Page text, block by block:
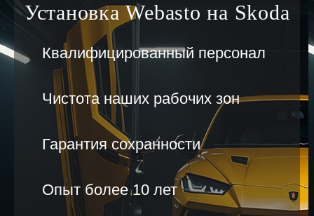
Установка Webasto на Skoda
Квалифицированный персонал
Чистота наших рабочих зон
Гарантия сохранности
Опыт более 10 лет